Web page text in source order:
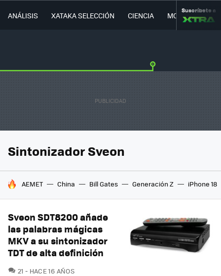
ANÁLISIS XATAKA SELECCIÓN CIENCIA MOVILIDAD
Suscríbete a
Sintonizador Sveon
HOY SE HABLA DE
AEMET China Bill Gates Generación Z iPhone 18
Sveon SDT8200 añade
las palabras mágicas
MKV a su sintonizador
TDT de alta definición
21 COMENTARIOS
HACE 16 AÑOS